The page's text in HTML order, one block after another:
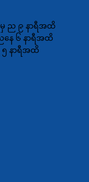
မှ ည ၉ နာရီအထိ
နေ ၆ နာရီအထိ
၅ နာရီအထိ